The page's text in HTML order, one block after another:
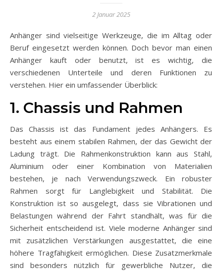
2 Januar 2025
Anhänger sind vielseitige Werkzeuge, die im Alltag oder
Beruf eingesetzt werden können. Doch bevor man einen
Anhänger kauft oder benutzt, ist es wichtig, die
verschiedenen Unterteile und deren Funktionen zu
verstehen. Hier ein umfassender Überblick:
1. Chassis und Rahmen
Das Chassis ist das Fundament jedes Anhängers. Es
besteht aus einem stabilen Rahmen, der das Gewicht der
Ladung trägt. Die Rahmenkonstruktion kann aus Stahl,
Aluminium oder einer Kombination von Materialien
bestehen, je nach Verwendungszweck. Ein robuster
Rahmen sorgt für Langlebigkeit und Stabilität. Die
Konstruktion ist so ausgelegt, dass sie Vibrationen und
Belastungen während der Fahrt standhält, was für die
Sicherheit entscheidend ist. Viele moderne Anhänger sind
mit zusätzlichen Verstärkungen ausgestattet, die eine
höhere Tragfähigkeit ermöglichen. Diese Zusatzmerkmale
sind besonders nützlich für gewerbliche Nutzer, die